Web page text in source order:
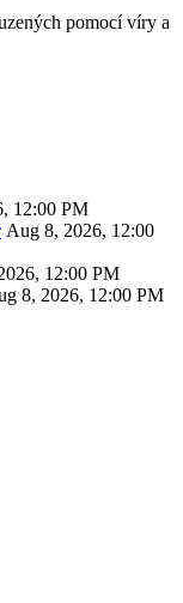
pomocí víry a
12:00 PM
Aug 8, 2026, 12:00
12:00 PM
8, 2026, 12:00 PM